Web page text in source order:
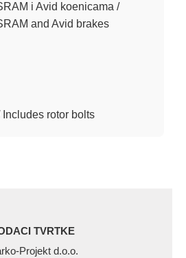
i Avid koenicama /
and Avid brakes
rotor bolts
TVRTKE
Projekt d.o.o.